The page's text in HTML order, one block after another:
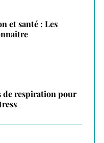
et santé : Les
de respiration pour